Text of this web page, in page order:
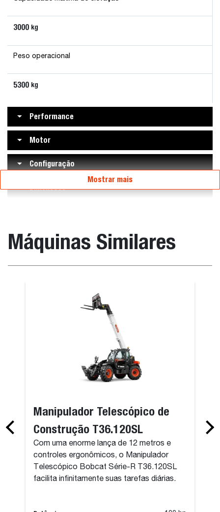
3000 kg
Peso operacional
5300 kg
Performance
Motor
Configuração
Dimensões
Mostrar mais
Máquinas Similares
Manipulador Telescópico de
Construção T36.120SL
Com uma enorme lança de 12 metros e
controles ergonômicos, o Manipulador
Telescópico Bobcat Série-R T36.120SL
facilita infinitamente suas tarefas diárias.